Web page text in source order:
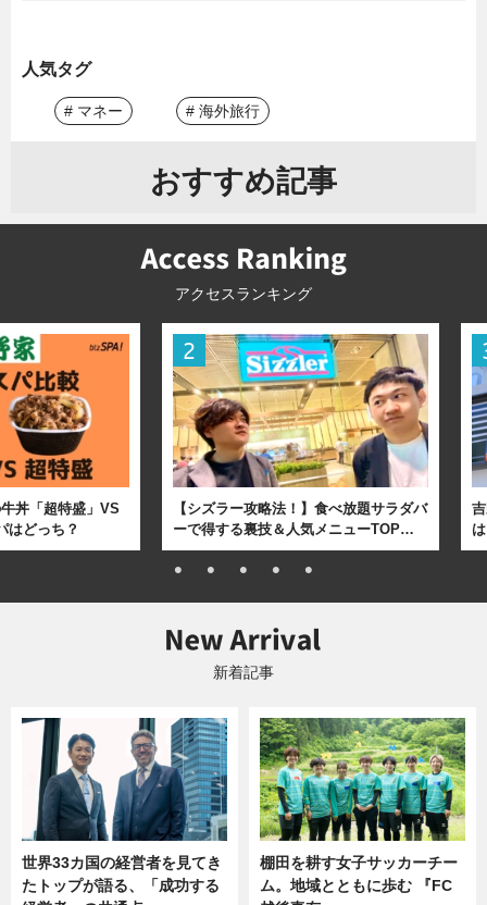
人気タグ
# マネー # 海外旅行
おすすめ記事
アクセスランキング
丼「超特盛」VS
はどっち？
【シズラー攻略法！】食べ放題サラダバ
ーで得する裏技＆人気メニューTOP…
新着記事
世界33カ国の経営者を見てき
たトップが語る、「成功する
棚田を耕す女子サッカーチー
ム。地域とともに歩む 『FC